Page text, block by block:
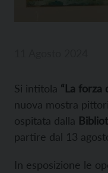
Si intitola “La forza
nuova mostra
ospitata dalla
partire dal 13
In esposizione le